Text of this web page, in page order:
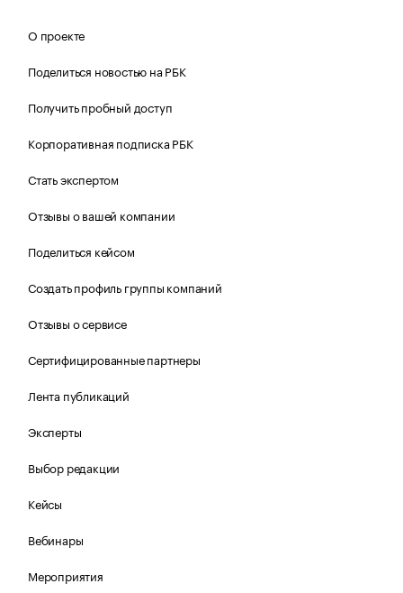
О проекте
Поделиться новостью на РБК
Получить пробный доступ
Корпоративная подписка РБК
Стать экспертом
Отзывы о вашей компании
Поделиться кейсом
Создать профиль группы компаний
Отзывы о сервисе
Сертифицированные партнеры
Лента публикаций
Эксперты
Выбор редакции
Кейсы
Вебинары
Мероприятия